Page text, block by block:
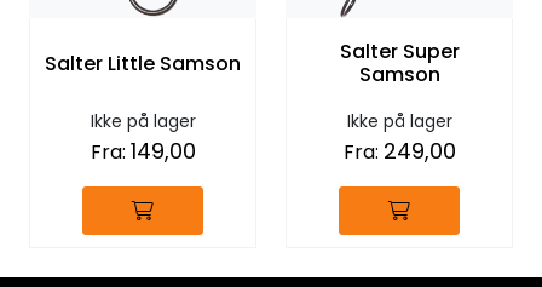
Salter Little Samson
Ikke på lager
Fra: 149,00
Salter Super
Samson
Ikke på lager
Fra: 249,00